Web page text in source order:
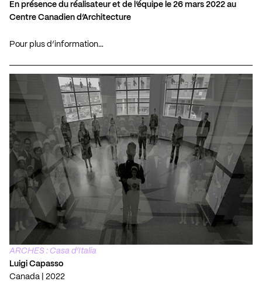
En présence du réalisateur et de l’équipe le 26 mars 2022 au
Centre Canadien d’Architecture
Pour plus d’information…
ARCHES : Casa d’Italia
Luigi Capasso
Canada | 2022